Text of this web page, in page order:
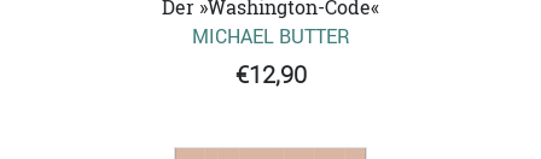
Der »Washington-Code«
MICHAEL BUTTER
€12,90